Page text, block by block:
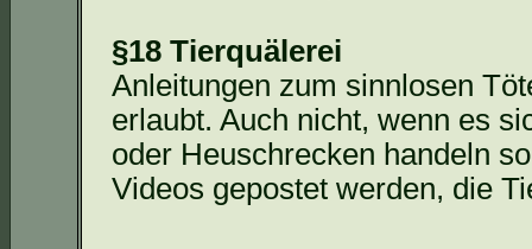
§18 Tierquälerei
Anleitungen zum sinnlosen
erlaubt. Auch nicht, wenn es
oder Heuschrecken handeln
Videos gepostet werden, die